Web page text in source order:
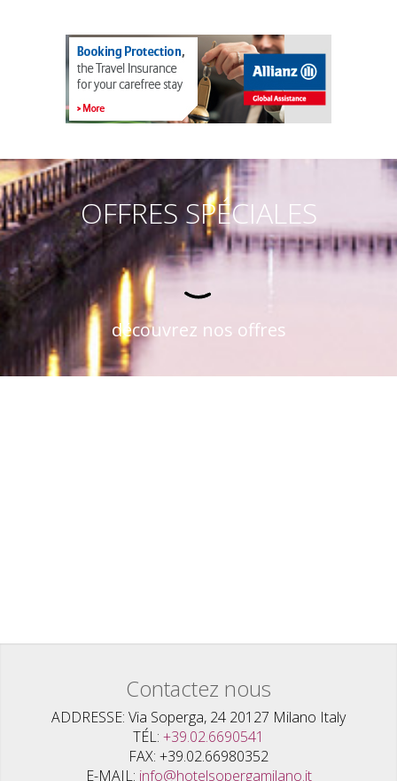
OFFRES SPÉCIALES
découvrez nos offres
Contactez nous
ADDRESSE Via Soperga, 24 20127 Milano Italy
TÉL +39.02.6690541
FAX +39.02.66980352
E-MAIL info@hotelsopergamilano.it